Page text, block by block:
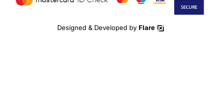
Designed & Developed by Flare